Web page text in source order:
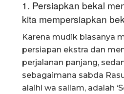
1. Persiapkan bekal
kita mempersiapkan
Karena mudik biasanya
persiapan ekstra dan
perjalanan panjang,
sebagaimana sabda
alaihi wa sallam, adalah